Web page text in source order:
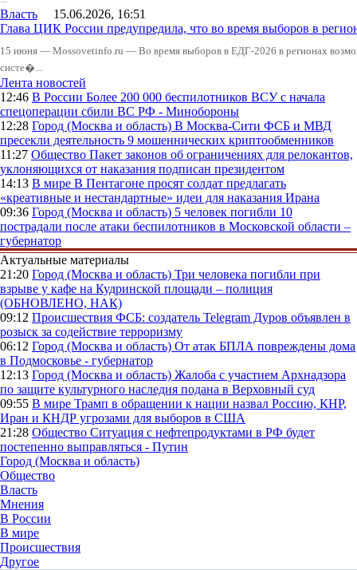
Власть 15.06.2026, 16:51
Глава ЦИК России предупредила, что во время выборов в
15 июня — Mossovetinfo.ru — Во время выборов в ЕДГ-2026 в регионах
систе�...
Лента новостей
12:46 В России Более 200 000 беспилотников ВСУ с начала
спецоперации сбили ВС РФ - Минобороны
12:28 Город (Москва и область) В Москва-Сити ФСБ и МВД
пресекли деятельность 9 мошеннических криптообменников
11:27 Общество Пакет законов об ограничениях для релокантов,
уклоняющихся от наказания подписан президентом
14:13 В мире В Пентагоне просят солдат предлагать
«креативные и нестандартные» идеи для наказания Ирана
09:36 Город (Москва и область) 5 человек погибли 10
пострадали после атаки беспилотников в Московской области –
губернатор
Актуальные материалы
21:20 Город (Москва и область) Три человека погибли при
взрыве у кафе на Кудринской площади – полиция
(ОБНОВЛЕНО, НАК)
09:12 Происшествия ФСБ: создатель Telegram Дуров объявлен в
розыск за содействие терроризму
06:12 Город (Москва и область) От атак БПЛА повреждены дома
в Подмосковье - губернатор
12:13 Город (Москва и область) Жалоба с участием Архнадзора
по защите культурного наследия подана в Верховный суд
09:55 В мире Трамп в обращении к нации назвал Россию, КНР,
Иран и КНДР угрозами для выборов в США
21:28 Общество Ситуация с нефтепродуктами в РФ будет
постепенно выправляться - Путин
Город (Москва и область)
Общество
Власть
Мнения
В России
В мире
Происшествия
Другое